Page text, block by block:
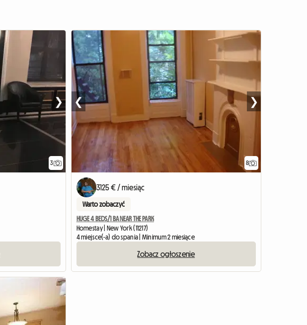
3
❯
8
❮ ❯
3125 € / miesiąc
Warto zobaczyć
HUGE 4 BEDS/1 BA NEAR THE PARK
Homestay | New York (11217)
4 miejsce(-a) do spania | Minimum 2 miesiące
Zobacz ogłoszenie